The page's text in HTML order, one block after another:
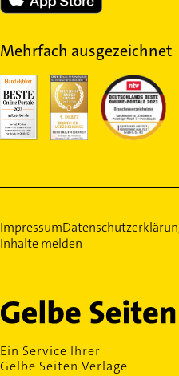
Mehrfach ausgezeichnet
Impressum
Inhalte melden
Ein Service Ihrer
Gelbe Seiten Verlage